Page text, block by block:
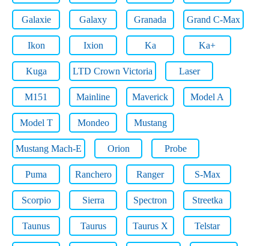
Galaxie Galaxy Granada Grand C-Max
Ikon Ixion Ka Ka+
Kuga LTD Crown Victoria Laser
M151 Mainline Maverick Model A
Model T Mondeo Mustang
Mustang Mach-E Orion Probe
Puma Ranchero Ranger S-Max
Scorpio Sierra Spectron Streetka
Taunus Taurus Taurus X Telstar